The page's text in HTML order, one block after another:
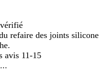
refaire des joints silicone
avis 11-15